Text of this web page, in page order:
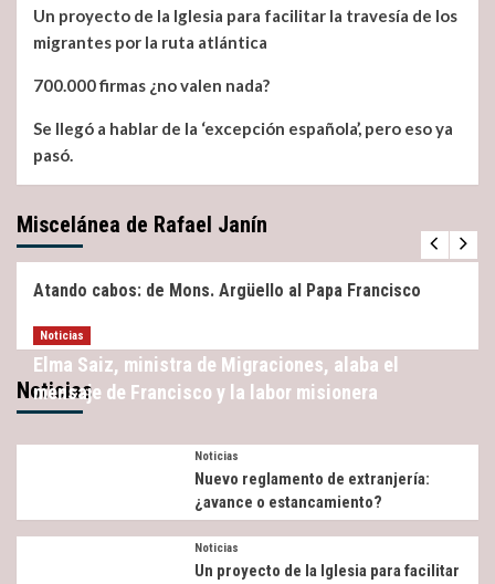
Un proyecto de la Iglesia para facilitar la travesía de los
migrantes por la ruta atlántica
700.000 firmas ¿no valen nada?
Se llegó a hablar de la ‘excepción española’, pero eso ya
pasó.
Miscelánea de Rafael Janín
Miscelánea Noticias
Atando cabos: de Mons. Argüello al Papa Francisco
Noticias
Noticias
Elma Saiz, ministra de Migraciones, alaba el
mensaje de Francisco y la labor misionera
Noticias
Nuevo reglamento de extranjería:
¿avance o estancamiento?
Noticias
Un proyecto de la Iglesia para facilitar